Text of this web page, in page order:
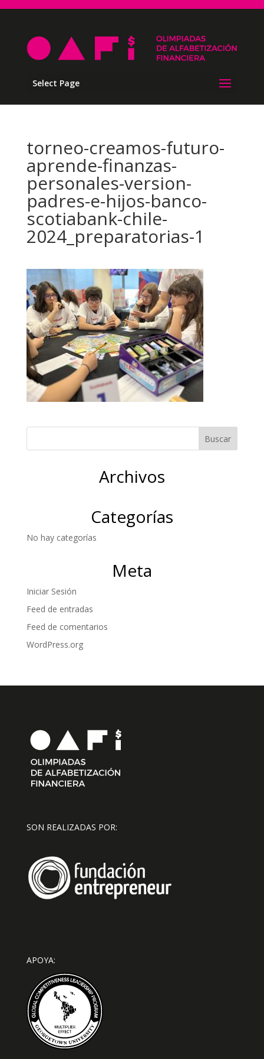
Select Page
torneo-creamos-futuro-
aprende-finanzas-
personales-version-
padres-e-hijos-banco-
scotiabank-chile-
2024_preparatorias-1
Archivos
Categorías
No hay categorías
Meta
Iniciar Sesión
Feed de entradas
Feed de comentarios
WordPress.org
SON REALIZADAS POR:
APOYA: